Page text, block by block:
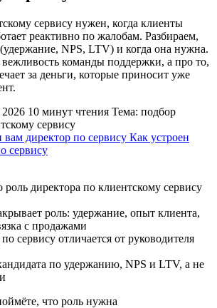
сервису нужен, когда клиенты
реактивно по жалобам. Разбираем,
NPS, LTV) и когда она нужна.
команды поддержки, а про то,
за деньги, которые приносит уже
10 минут чтения Тема: подбор
сервису
директор по сервису Как устроен
сервису
директора по клиентскому сервису
роль: удержание, опыт клиента,
с продажами
сервису отличается от руководителя
по удержанию, NPS и LTV, а не
что роль нужна